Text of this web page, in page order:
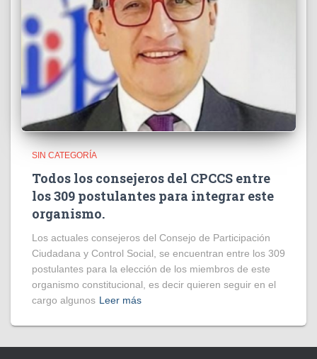
SIN CATEGORÍA
Todos los consejeros del CPCCS entre
los 309 postulantes para integrar este
organismo.
Los actuales consejeros del Consejo de Participación
Ciudadana y Control Social, se encuentran entre los 309
postulantes para la elección de los miembros de este
organismo constitucional, es decir quieren seguir en el
cargo algunos Leer más